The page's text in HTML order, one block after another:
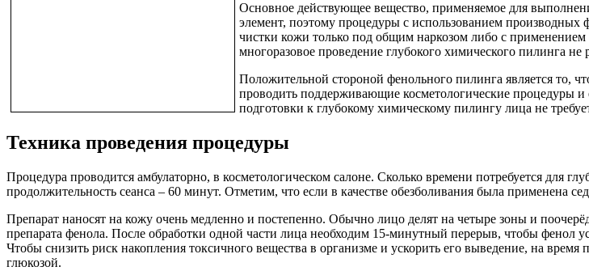
Основное действующее вещество, применяемое для
элемент, поэтому процедуры с использованием
чистки кожи только под общим наркозом либо с
многоразовое проведение глубокого химического пилинга не
Положительной стороной фенольного пилинга является то,
проводить поддерживающие косметологические процедуры
подготовки к глубокому химическому пилингу лица не
Техника проведения процедуры
Процедура проводится амбулаторно, в косметологическом салоне. Сколько времени потребуется для
продолжительность сеанса – 60 минут. Отметим, что если в качестве обезболивания была применена
Препарат наносят на кожу очень медленно и постепенно. Обычно лицо делят на четыре зоны и
препарата фенола. После обработки одной части лица необходим 15-минутный перерыв, чтобы фенол
Чтобы снизить риск накопления токсичного вещества в организме и ускорить его выведение, на время
глюкозой.